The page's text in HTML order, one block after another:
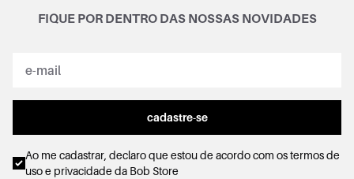
FIQUE POR DENTRO DAS NOSSAS NOVIDADES
cadastre-se
Ao me cadastrar, declaro que estou de acordo com ostermos de
uso e privacidadeda Bob Store